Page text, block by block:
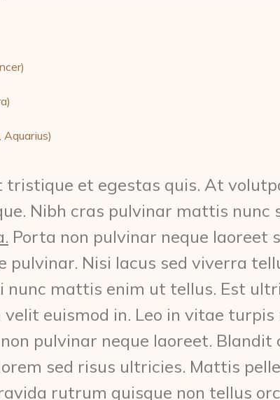
tristique et egestas quis. At
Nibh cras pulvinar mattis nunc
Porta non pulvinar neque laoreet
pulvinar. Nisi lacus sed viverra
nunc mattis enim ut tellus. Est
euismod in. Leo in vitae turpis
pulvinar neque laoreet.
sed risus ultricies. Mattis
rutrum quisque non tellus